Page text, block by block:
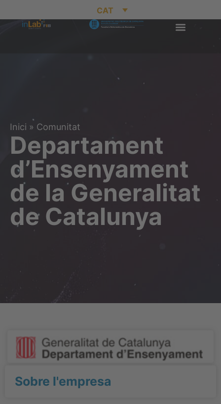
CAT
Inici » Comunitat
Departament
d’Ensenyament
de la Generalitat
de Catalunya
Sobre l'empresa